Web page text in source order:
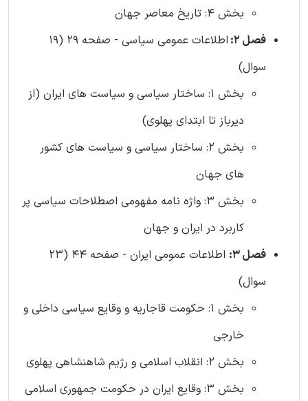
بخش 4: تاریخ معاصر جهان
فصل 2:
اطلاعات عمومی سیاسی - صفحه 29 (19
سوال)
بخش 1: ساختار سیاسی و سیاست های ایران (از
دیرباز تا ابتدای پهلوی)
بخش 2: ساختار سیاسی و سیاست های کشور
های جهان
بخش 3: واژه نامه مفهومی اصطلاحات سیاسی پر
کاربرد در ایران و جهان
فصل 3:
اطلاعات عمومی ایران - صفحه 44 (23
سوال)
بخش 1: حکومت قاجاریه و وقایع سیاسی داخلی و
خارجی
بخش 2: انقلاب اسلامی و رژیم شاهنشاهی پهلوی
بخش 3: وقایع ایران در حکومت جمهوری اسلامی